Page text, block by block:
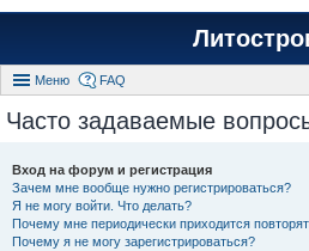
Меню FAQ
Часто задаваемые
Вход на форум и регистрация
Зачем мне вообще нужно регистрироваться?
Я не могу войти. Что делать?
Почему мне периодически приходится
Почему я не могу зарегистрироваться?